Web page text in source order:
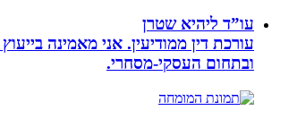
עו”ד ליהיא שטרן
עורכת דין ממודיעין. אני מאמינה
ובתחום העסקי-מסחרי.